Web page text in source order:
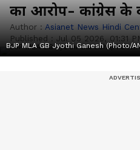
का आरोप- कांग्रेस के
Author : Asianet News Hindi
Published : Jul 05 2026, 01:31
BJP MLA GB Jyothi Ganesh (Photo/